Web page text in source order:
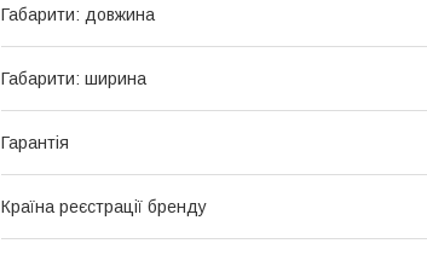
Габарити: довжина
Габарити: ширина
Гарантія
Країна реєстрації бренду